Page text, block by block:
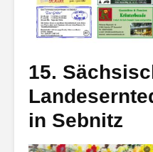
15.
in Sebnitz